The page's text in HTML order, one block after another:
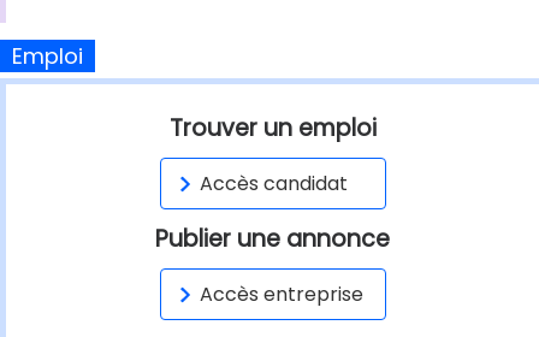
Emploi
Trouver un emploi
Accès candidat
Publier une annonce
Accès entreprise